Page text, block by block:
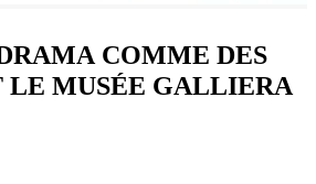
COMME DES
LE MUSÉE GALLIERA